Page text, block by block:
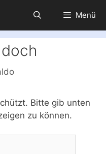
Menü
Bitte gib unten
zu können.